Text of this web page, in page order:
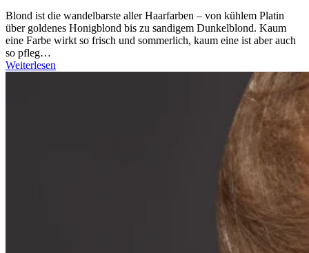
Blond ist die wandelbarste aller Haarfarben – von kühlem Platin
über goldenes Honigblond bis zu sandigem Dunkelblond. Kaum
eine Farbe wirkt so frisch und sommerlich, kaum eine ist aber auch
so pfleg…
Weiterlesen